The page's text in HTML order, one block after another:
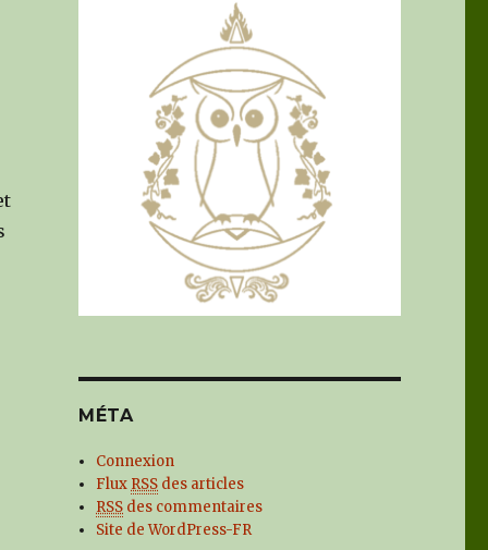
MÉTA
Connexion
Flux RSS des articles
RSS des commentaires
Site de WordPress-FR